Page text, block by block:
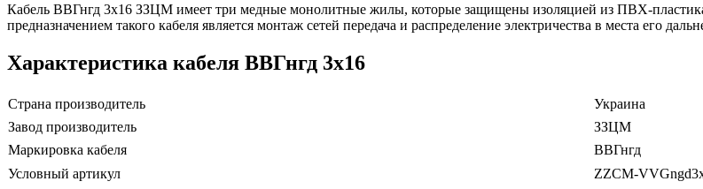
Кабель ВВГнгд 3х16 ЗЗЦМ имеет три медные монолитные жилы, которые защищены изоляцией из ПВХ-
предназначением такого кабеля является монтаж сетей передача и распределение электричества в места его
Характеристика кабеля ВВГнгд 3х16
Страна производитель
Украина
Завод производитель
ЗЗЦМ
Маркировка кабеля
ВВГнгд
Условный артикул
ZZCM-